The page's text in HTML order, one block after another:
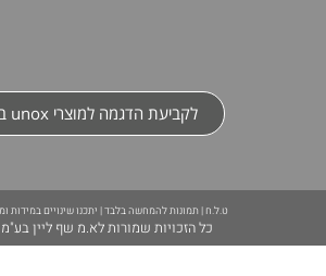
לקביעת הדגמה למוצרי unox בחינם
ט.ל.ח | תמונות להמחשה בלבד | יתכנו שינויים במידות
כל הזכויות שמורות לא.מ שף ליין בע"מ 2026 ©